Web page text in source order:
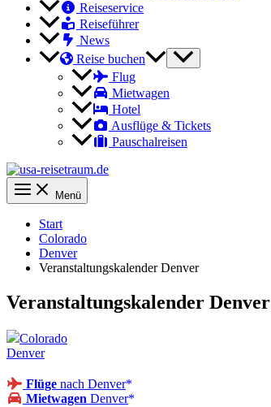
Reiseservice
Reiseführer
News
Reise buchen
Flug
Mietwagen
Hotel
Ausflüge & Tickets
Pauschalreisen
Menü
Start
Colorado
Denver
Veranstaltungskalender Denver
Veranstaltungskalender Denver
Colorado
Denver
Flüge nach Denver
Mietwagen Denver